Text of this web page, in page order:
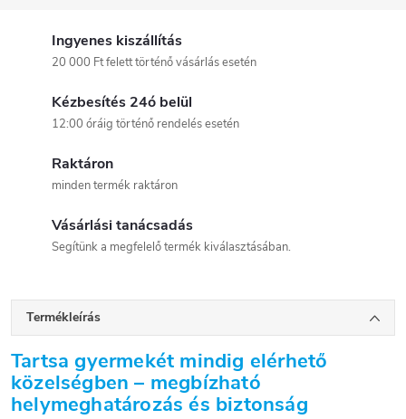
Ingyenes kiszállítás
20 000 Ft felett történő vásárlás esetén
Kézbesítés 24ó belül
12:00 óráig történő rendelés esetén
Raktáron
minden termék raktáron
Vásárlási tanácsadás
Segítünk a megfelelő termék kiválasztásában.
Termékleírás
Tartsa gyermekét mindig elérhető
közelségben – megbízható
helymeghatározás és biztonság